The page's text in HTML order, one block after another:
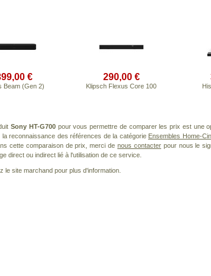
€
Beam (Gen 2)
290,00 €
Klipsch Flexus Core 100
Sony HT-G700pour vous permettre de comparer les prix est une
reconnaissance des références de la catégorie Ensembles Home-
cette comparaison de prix, merci de nous contacterpour nous le
direct ou indirect lié à l'utilisation de ce service.
le site marchand pour plus d'information.